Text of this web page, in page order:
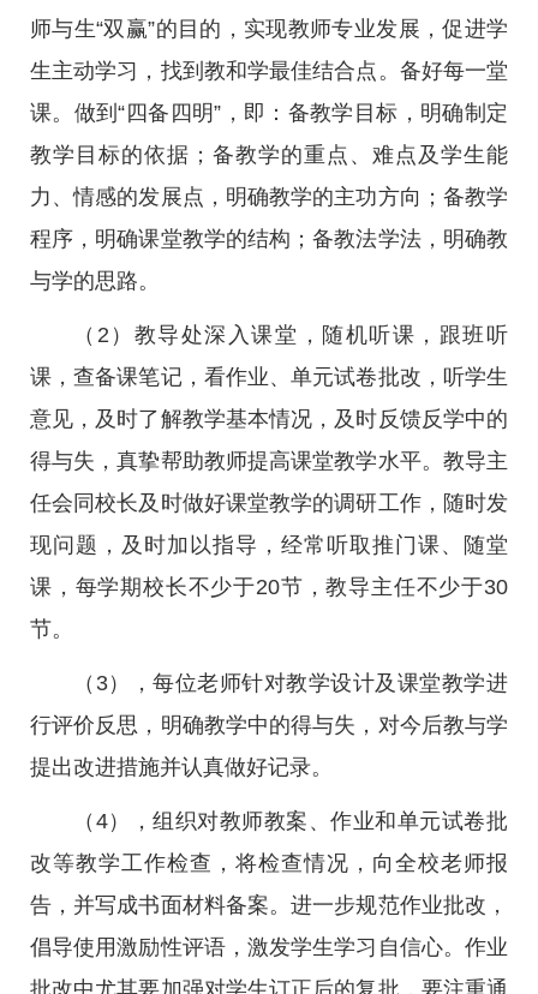
师与生“双赢”的目的，实现教师专业发展，促进学
生主动学习，找到教和学最佳结合点。备好每一堂
课。做到“四备四明”，即：备教学目标，明确制定
教学目标的依据；备教学的重点、难点及学生能
力、情感的发展点，明确教学的主功方向；备教学
程序，明确课堂教学的结构；备教法学法，明确教
与学的思路。
（2）教导处深入课堂，随机听课，跟班听
课，查备课笔记，看作业、单元试卷批改，听学生
意见，及时了解教学基本情况，及时反馈反学中的
得与失，真挚帮助教师提高课堂教学水平。教导主
任会同校长及时做好课堂教学的调研工作，随时发
现问题，及时加以指导，经常听取推门课、随堂
课，每学期校长不少于20节，教导主任不少于30
节。
（3），每位老师针对教学设计及课堂教学进
行评价反思，明确教学中的得与失，对今后教与学
提出改进措施并认真做好记录。
（4），组织对教师教案、作业和单元试卷批
改等教学工作检查，将检查情况，向全校老师报
告，并写成书面材料备案。进一步规范作业批改，
倡导使用激励性评语，激发学生学习自信心。作业
批改中尤其要加强对学生订正后的复批，要注重通